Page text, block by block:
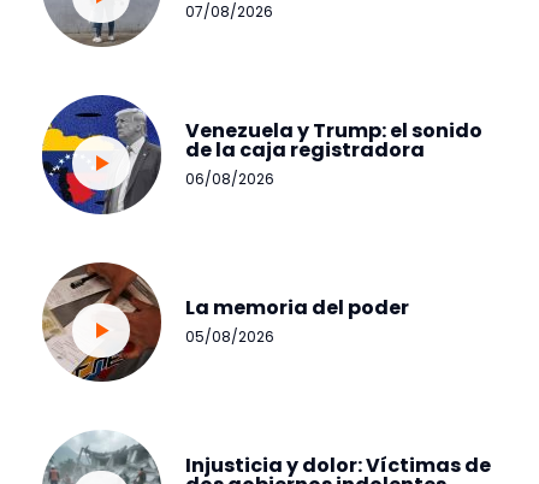
07/08/2026
Venezuela y Trump: el sonido
de la caja registradora
06/08/2026
La memoria del poder
05/08/2026
Injusticia y dolor: Víctimas de